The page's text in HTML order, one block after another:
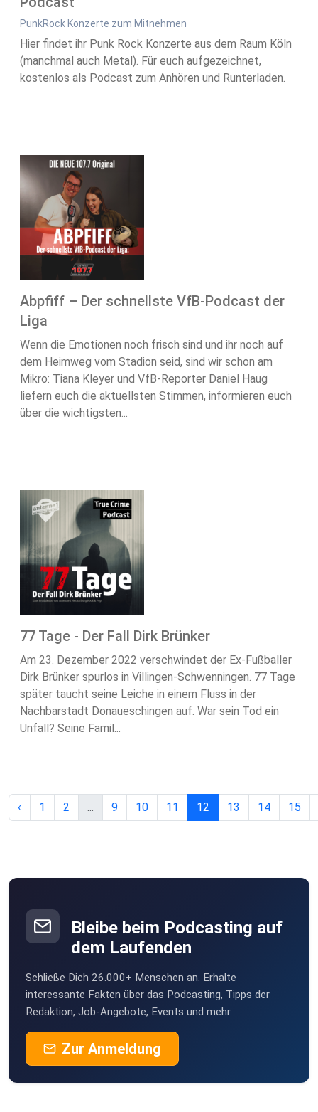
PunkRock Konzerte zum Mitnehmen
Hier findet ihr Punk Rock Konzerte aus dem Raum Köln
(manchmal auch Metal). Für euch aufgezeichnet,
kostenlos als Podcast zum Anhören und Runterladen.
Abpfiff – Der schnellste VfB-Podcast der
Liga
Wenn die Emotionen noch frisch sind und ihr noch auf
dem Heimweg vom Stadion seid, sind wir schon am
Mikro: Tiana Kleyer und VfB-Reporter Daniel Haug
liefern euch die aktuellsten Stimmen, informieren euch
über die wichtigsten...
77 Tage - Der Fall Dirk Brünker
Am 23. Dezember 2022 verschwindet der Ex-Fußballer
Dirk Brünker spurlos in Villingen-Schwenningen. 77 Tage
später taucht seine Leiche in einem Fluss in der
Nachbarstadt Donaueschingen auf. War sein Tod ein
Unfall? Seine Famil...
‹ 1 2 ... 9 10 11 12 13 14 15
Bleibe beim Podcasting auf
dem Laufenden
Schließe Dich 26.000+ Menschen an. Erhalte
interessante Fakten über das Podcasting, Tipps der
Redaktion, Job-Angebote, Events und mehr.
Zur Anmeldung